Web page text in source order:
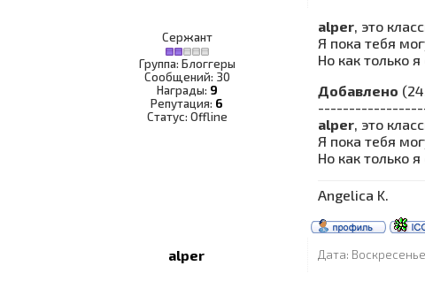
Сержант
Группа: Блоггеры
Сообщений: 30
Награды: 9
Репутация: 6
Статус: Offline
alper, это
Я пока тебя
Но как только
Добавлено
alper, это
Я пока тебя
Но как только
Angelica K.
alper Дата: